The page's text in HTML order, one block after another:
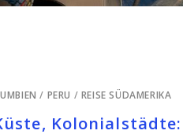
/ PERU / REISE SÜDAMERIKA